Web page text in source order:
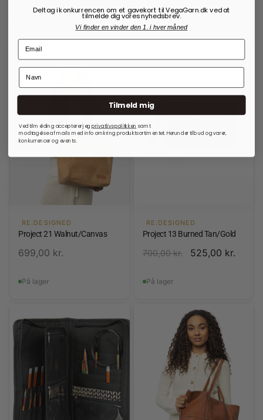
Vi anbefaler også:
RE:DESIGNED
Project 21 Walnut/Canvas
699,00 kr.
På lager
RE:DESIGNED
Project 13 Burned Tan/Gold
700,00kr. 525,00 kr.
På lager
Deltag i konkurrencen om et gavekort til VegaGarn.dk ved at
tilmelde dig vores nyhedsbrev.
Vi finder en vinder den 1. i hver måned
Tilmeld mig
Ved tilmelding accepterer jegprivatlivspolitkken samt
modtagelse af mails med info omkring produktsortimentet. Herunder tilbud og varer,
konkurrencer og events.